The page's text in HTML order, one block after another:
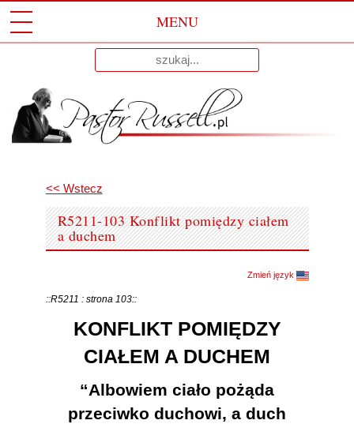
MENU
Treści
dla:
<< Wstecz
R5211-103 Konflikt pomiędzy ciałem
a duchem
Zmień język
::R5211 : strona 103::
KONFLIKT POMIĘDZY
CIAŁEM A DUCHEM
“Albowiem ciało pożąda
przeciwko duchowi, a duch